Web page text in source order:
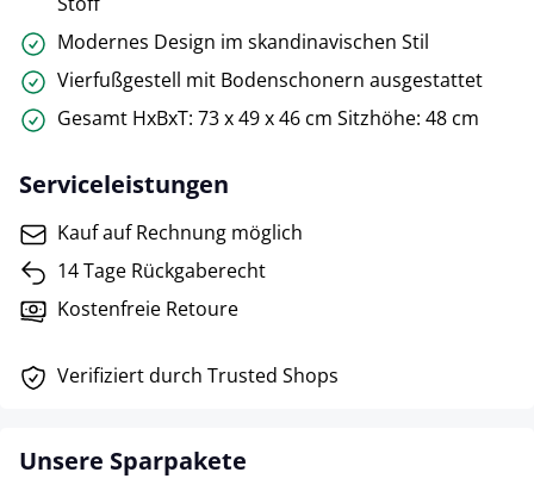
Modernes Design im skandinavischen Stil
Vierfußgestell mit Bodenschonern ausgestattet
Gesamt HxBxT: 73 x 49 x 46 cm Sitzhöhe: 48 cm
Serviceleistungen
Kauf auf Rechnung möglich
14 Tage Rückgaberecht
Kostenfreie Retoure
Verifiziert durch Trusted Shops
Unsere Sparpakete